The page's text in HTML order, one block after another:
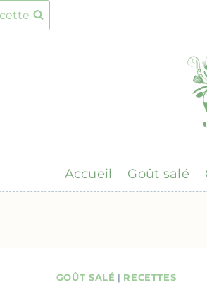
Accueil Goût salé
GOÛT SALÉ | RECETTES